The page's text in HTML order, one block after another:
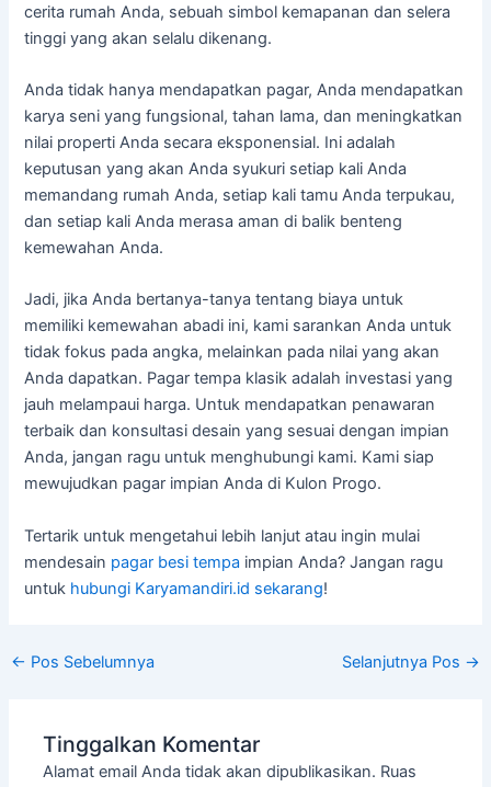
cerita rumah Anda, sebuah simbol kemapanan dan selera
tinggi yang akan selalu dikenang.
Anda tidak hanya mendapatkan pagar, Anda mendapatkan
karya seni yang fungsional, tahan lama, dan meningkatkan
nilai properti Anda secara eksponensial. Ini adalah
keputusan yang akan Anda syukuri setiap kali Anda
memandang rumah Anda, setiap kali tamu Anda terpukau,
dan setiap kali Anda merasa aman di balik benteng
kemewahan Anda.
Jadi, jika Anda bertanya-tanya tentang biaya untuk
memiliki kemewahan abadi ini, kami sarankan Anda untuk
tidak fokus pada angka, melainkan pada nilai yang akan
Anda dapatkan. Pagar tempa klasik adalah investasi yang
jauh melampaui harga. Untuk mendapatkan penawaran
terbaik dan konsultasi desain yang sesuai dengan impian
Anda, jangan ragu untuk menghubungi kami. Kami siap
mewujudkan pagar impian Anda di Kulon Progo.
Tertarik untuk mengetahui lebih lanjut atau ingin mulai
mendesain pagar besi tempa impian Anda? Jangan ragu
untuk hubungi Karyamandiri.id sekarang!
← Pos Sebelumnya Selanjutnya Pos →
Tinggalkan Komentar
Alamat email Anda tidak akan dipublikasikan. Ruas